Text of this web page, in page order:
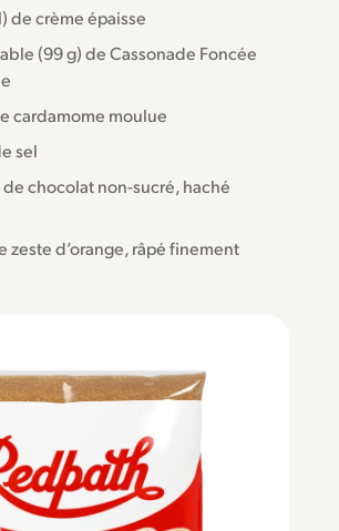
de crème épaisse
(99 g) de Cassonade Foncée
cardamome moulue
sel
chocolat non-sucré, haché
zeste d’orange, râpé finement